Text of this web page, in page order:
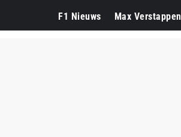
F1 Nieuws Max Verstappen